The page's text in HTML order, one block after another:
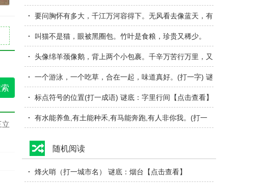
立
条巨腿粗又..
要问胸怀有多大，千江万河容得下。无风看去像蓝天，有
风就起雪浪..
叫猫不是猫，眼被黑圈包。竹叶是食粮，珍贵又稀少。
(打一动物)..
头像绵羊颈像鹅，背上两个小包裹。千辛万苦行万里，又
耐渴来又耐..
一个游泳，一个吃草，合在一起，味道真好。(打一字) 谜
底：鲜..
标点符号的位置(打一成语) 谜底：字里行间【点击查看】
有水能养鱼,有土能种禾,有马能奔跑,有人非你我。(打一
随机阅读
烽火哨（打一城市名） 谜底：烟台【点击查看】